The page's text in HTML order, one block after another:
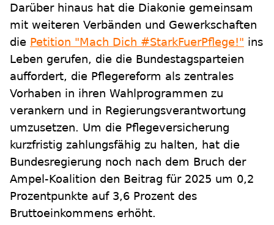
Darüber hinaus hat die Diakonie gemeinsam
mit weiteren Verbänden und Gewerkschaften
die Petition "Mach Dich #StarkFuerPflege!" ins
Leben gerufen, die die Bundestagsparteien
auffordert, die Pflegereform als zentrales
Vorhaben in ihren Wahlprogrammen zu
verankern und in Regierungsverantwortung
umzusetzen. Um die Pflegeversicherung
kurzfristig zahlungsfähig zu halten, hat die
Bundesregierung noch nach dem Bruch der
Ampel-Koalition den Beitrag für 2025 um 0,2
Prozentpunkte auf 3,6 Prozent des
Bruttoeinkommens erhöht.